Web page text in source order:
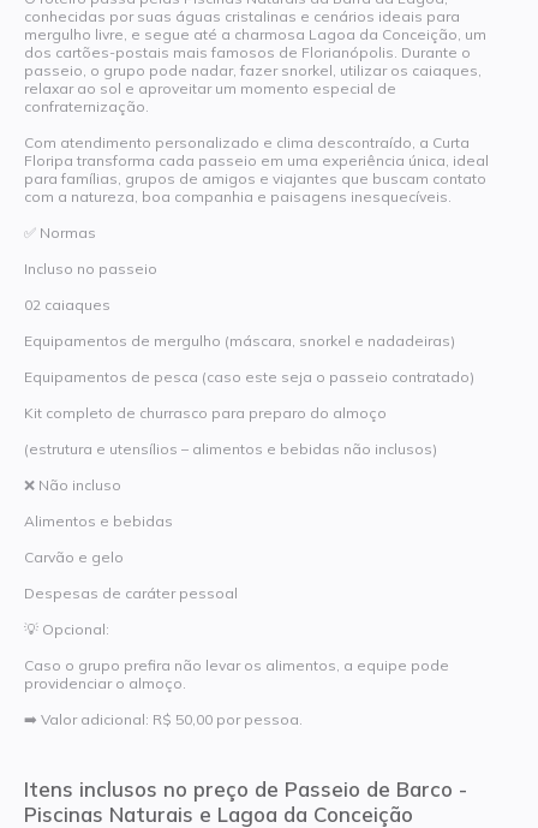
conhecidas por suas águas cristalinas e cenários ideais para
mergulho livre, e segue até a charmosa Lagoa da Conceição, um
dos cartões-postais mais famosos de Florianópolis. Durante o
passeio, o grupo pode nadar, fazer snorkel, utilizar os caiaques,
relaxar ao sol e aproveitar um momento especial de
confraternização.
Com atendimento personalizado e clima descontraído, a Curta
Floripa transforma cada passeio em uma experiência única, ideal
para famílias, grupos de amigos e viajantes que buscam contato
com a natureza, boa companhia e paisagens inesquecíveis.
✅ Normas
Incluso no passeio
02 caiaques
Equipamentos de mergulho (máscara, snorkel e nadadeiras)
Equipamentos de pesca (caso este seja o passeio contratado)
Kit completo de churrasco para preparo do almoço
(estrutura e utensílios – alimentos e bebidas não inclusos)
❌ Não incluso
Alimentos e bebidas
Carvão e gelo
Despesas de caráter pessoal
💡 Opcional:
Caso o grupo prefira não levar os alimentos, a equipe pode
providenciar o almoço.
➡️ Valor adicional: R$ 50,00 por pessoa.
Itens inclusos no preço de Passeio de Barco -
Piscinas Naturais e Lagoa da Conceição